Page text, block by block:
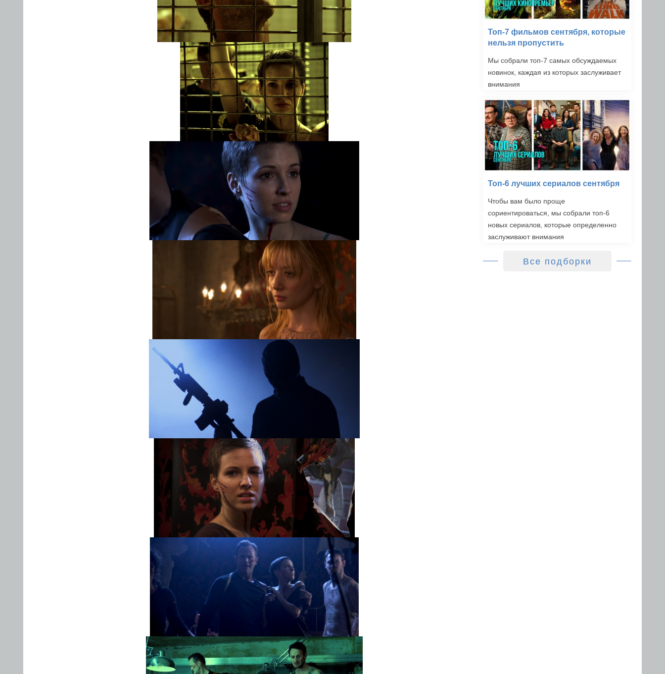
Топ-7 фильмов сентября, которые
нельзя пропустить
Мы собрали топ-7 самых обсуждаемых
новинок, каждая из которых заслуживает
внимания
Топ-6 лучших сериалов сентября
Чтобы вам было проще
сориентироваться, мы собрали топ-6
новых сериалов, которые определенно
заслуживают внимания
Все подборки